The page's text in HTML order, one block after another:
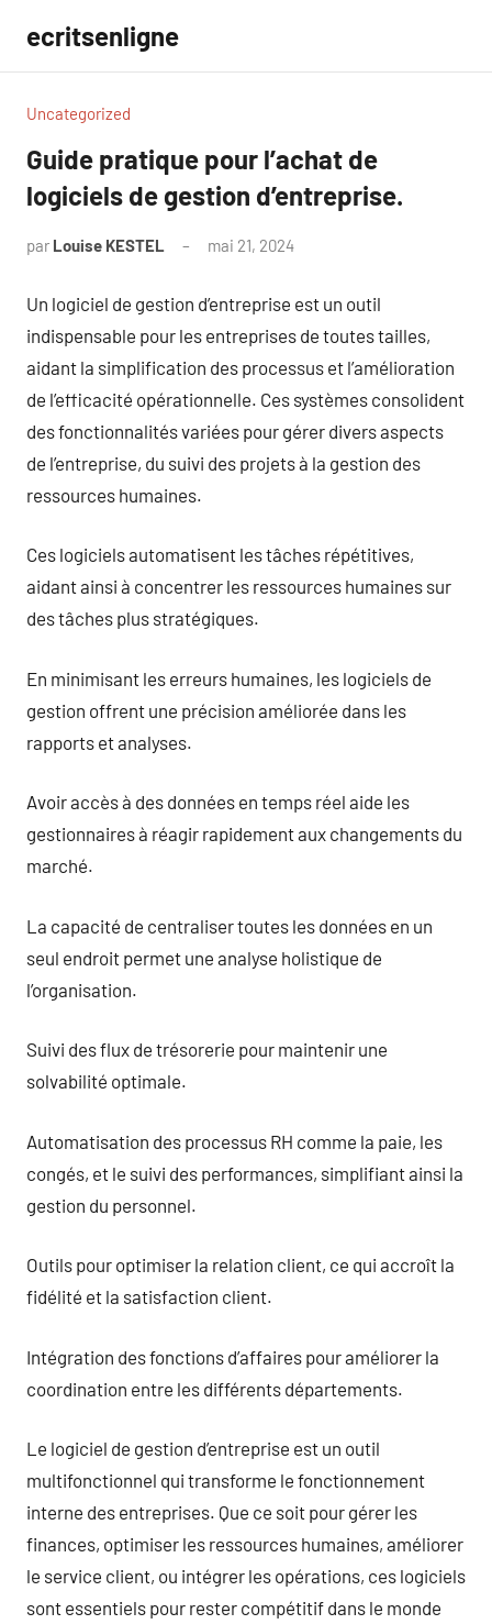
contenu
ecritsenligne
Uncategorized
Guide pratique pour l’achat de
logiciels de gestion d’entreprise.
par Louise KESTEL mai 21, 2024
Un logiciel de gestion d’entreprise est un outil
indispensable pour les entreprises de toutes tailles,
aidant la simplification des processus et l’amélioration
de l’efficacité opérationnelle. Ces systèmes consolident
des fonctionnalités variées pour gérer divers aspects
de l’entreprise, du suivi des projets à la gestion des
ressources humaines.
Ces logiciels automatisent les tâches répétitives,
aidant ainsi à concentrer les ressources humaines sur
des tâches plus stratégiques.
En minimisant les erreurs humaines, les logiciels de
gestion offrent une précision améliorée dans les
rapports et analyses.
Avoir accès à des données en temps réel aide les
gestionnaires à réagir rapidement aux changements du
marché.
La capacité de centraliser toutes les données en un
seul endroit permet une analyse holistique de
l’organisation.
Suivi des flux de trésorerie pour maintenir une
solvabilité optimale.
Automatisation des processus RH comme la paie, les
congés, et le suivi des performances, simplifiant ainsi la
gestion du personnel.
Outils pour optimiser la relation client, ce qui accroît la
fidélité et la satisfaction client.
Intégration des fonctions d’affaires pour améliorer la
coordination entre les différents départements.
Le logiciel de gestion d’entreprise est un outil
multifonctionnel qui transforme le fonctionnement
interne des entreprises. Que ce soit pour gérer les
finances, optimiser les ressources humaines, améliorer
le service client, ou intégrer les opérations, ces logiciels
sont essentiels pour rester compétitif dans le monde